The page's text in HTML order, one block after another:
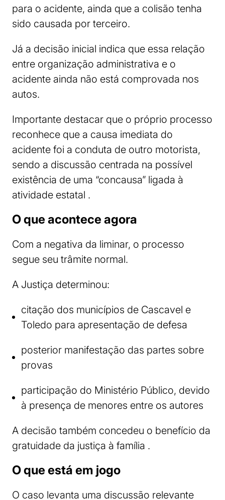
para o acidente, ainda que a colisão tenha
sido causada por terceiro.
Já a decisão inicial indica que essa relação
entre organização administrativa e o
acidente ainda não está comprovada nos
autos.
Importante destacar que o próprio processo
reconhece que a causa imediata do
acidente foi a conduta de outro motorista,
sendo a discussão centrada na possível
existência de uma “concausa” ligada à
atividade estatal .
O que acontece agora
Com a negativa da liminar, o processo
segue seu trâmite normal.
A Justiça determinou:
citação dos municípios de Cascavel e
Toledo para apresentação de defesa
posterior manifestação das partes sobre
provas
participação do Ministério Público, devido
à presença de menores entre os autores
A decisão também concedeu o benefício da
gratuidade da justiça à família .
O que está em jogo
O caso levanta uma discussão relevante